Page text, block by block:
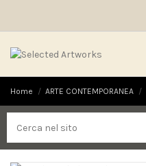
Home ARTE CONTEMPORANEA